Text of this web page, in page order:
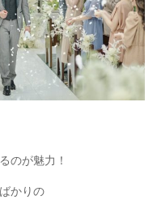
のが魅力！
かりの